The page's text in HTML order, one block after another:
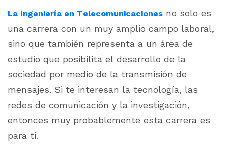
La Ingeniería en Telecomunicaciones no solo es
una carrera con un muy amplio campo laboral,
sino que también representa a un área de
estudio que posibilita el desarrollo de la
sociedad por medio de la transmisión de
mensajes. Si te interesan la tecnología, las
redes de comunicación y la investigación,
entonces muy probablemente esta carrera es
para ti.